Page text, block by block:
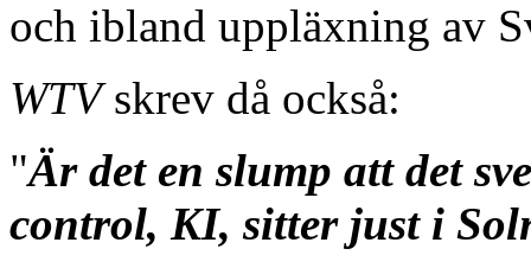
och ibland uppläxning av
WTVskrev då också:
"Är det en slump att det
control, KI, sitter just i